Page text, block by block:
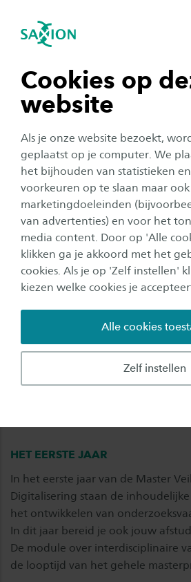
Cookies op
website
Als je onze website bezoekt,
geplaatst op je computer. We
het bijhouden van statistieken
voorkeuren op te slaan maar
marketingdoeleinden
van advertenties) en voor het
media content. Door op 'Alle
klikken ga je akkoord met het
cookies. Als je op 'Zelf instellen'
kiezen welke cookies je
Zelf instellen
Alle cookies
Navigatie openen
tonen
tonen
tonen
tonen
sluiten
Master Veiligheid en
Subnavigatie tonen
Tijdens je Master
Digitalisering
Het masterprogramma
Deze zijn verdeeld over 3
ECTS), onderzoek (30 ECTS),
ontwikkeling (5 ECTS). Het
jaar.
Contactmomenten
Fysieke
bijeenkomsten op
donderdag
20
Eventuele extra kosten
per jaar
voor literatuur
HET EERSTE JAAR
In het eerste jaar van de Master
Digitalisering staan de
het ontwikkelen van
In dit jaar bereid je ook jouw
De module over interdisciplinaire
de looptijd van het gehele